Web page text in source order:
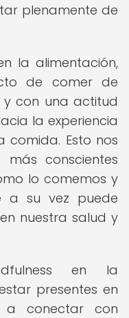
plenamente de
la alimentación,
de comer de
y con una actitud
la experiencia
comida. Esto nos
conscientes
lo comemos y
a su vez puede
nuestra salud y
en la
presentes en
a conectar con